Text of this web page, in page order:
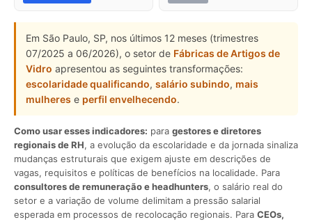
Em São Paulo, SP, nos últimos 12 meses (trimestres
07/2025 a 06/2026), o setor de Fábricas de Artigos de
Vidro apresentou as seguintes transformações:
escolaridade qualificando, salário subindo, mais
mulheres e perfil envelhecendo.
Como usar esses indicadores: para gestores e diretores
regionais de RH, a evolução da escolaridade e da jornada sinaliza
mudanças estruturais que exigem ajuste em descrições de
vagas, requisitos e políticas de benefícios na localidade. Para
consultores de remuneração e headhunters, o salário real do
setor e a variação de volume delimitam a pressão salarial
esperada em processos de recolocação regionais. Para CEOs,